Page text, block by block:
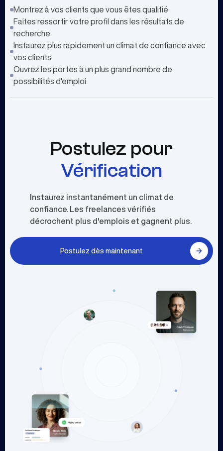
Montrez à vos clients que vous êtes qualifié
Faites ressortir votre profil dans les résultats de
recherche
Instaurez plus rapidement un climat de confiance avec
vos clients
Ouvrez les portes à un plus grand nombre de
possibilités d'emploi
Postulez pour
Vérification
Instaurez instantanément un climat de
confiance. Les freelances vérifiés
décrochent plus d'emplois et gagnent plus.
Postulez dès maintenant